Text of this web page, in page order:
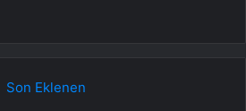
Son Eklenen